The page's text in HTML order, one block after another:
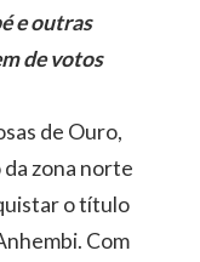
e outras
de votos
de Ouro,
da zona norte
o título
Com